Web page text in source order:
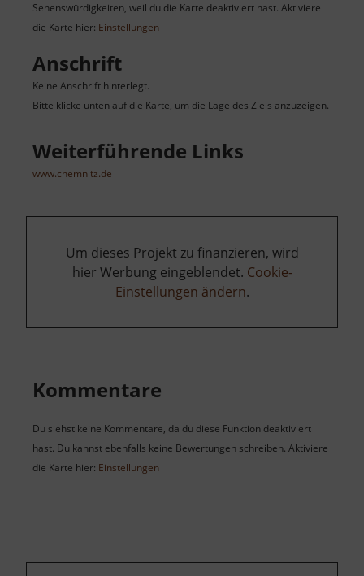
Sehenswürdigkeiten, weil du die Karte deaktiviert hast. Aktiviere
die Karte hier: Einstellungen
Anschrift
Keine Anschrift hinterlegt.
Bitte klicke unten auf die Karte, um die Lage des Ziels anzuzeigen.
Weiterführende Links
www.chemnitz.de
Um dieses Projekt zu finanzieren, wird
hier Werbung eingeblendet. Cookie-
Einstellungen ändern.
Kommentare
Du siehst keine Kommentare, da du diese Funktion deaktiviert
hast. Du kannst ebenfalls keine Bewertungen schreiben. Aktiviere
die Karte hier: Einstellungen